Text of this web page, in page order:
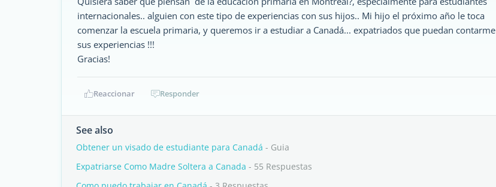
internacionales.. alguien con este tipo de experiencias con sus hijos.. Mi hijo el próximo año le toca
comenzar la escuela primaria, y queremos ir a estudiar a Canadá... expatriados que puedan contarme
sus experiencias !!!
Gracias!
Reaccionar Responder
See also
Obtener un visado de estudiante para Canadá - Guia
Expatriarse Como Madre Soltera a Canada - 55 Respuestas